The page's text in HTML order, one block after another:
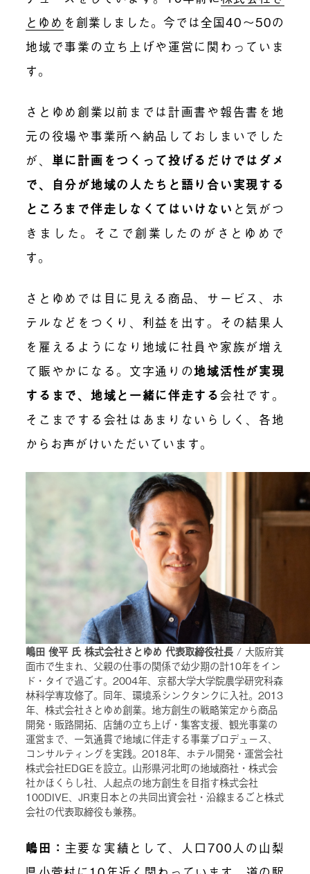
とゆめ を創業しました。今では全国40〜50の
地域で事業の立ち上げや運営に関わっていま
す。
さとゆめ創業以前までは計画書や報告書を地
元の役場や事業所へ納品しておしまいでした
が、 単に計画をつくって投げるだけではダメ
で、自分が地域の人たちと語り合い実現する
ところまで伴走しなくてはいけない と気がつ
きました。そこで創業したのがさとゆめで
す。
さとゆめでは目に見える商品、サービス、ホ
テルなどをつくり、利益を出す。その結果人
を雇えるようになり地域に社員や家族が増え
て賑やかになる。文字通りの地域活性が実現
するまで、地域と一緒に伴走する会社です。
そこまでする会社はあまりないらしく、各地
からお声がけいただいています。
嶋田 俊平 氏 株式会社さとゆめ 代表取締役社長 / 大阪府箕
面市で生まれ、父親の仕事の関係で幼少期の計10年をイン
ド・タイで過ごす。2004年、京都大学大学院農学研究科森
林科学専攻修了。同年、環境系シンクタンクに入社。2013
年、株式会社さとゆめ創業。地方創生の戦略策定から商品
開発・販路開拓、店舗の立ち上げ・集客支援、観光事業の
運営まで、一気通貫で地域に伴走する事業プロデュース、
コンサルティングを実践。2018年、ホテル開発・運営会社
株式会社EDGEを設立。山形県河北町の地域商社・株式会
社かほくらし社、人起点の地方創生を目指す株式会社
100DIVE、JR東日本との共同出資会社・沿線まるごと株式
会社の代表取締役も兼務。
嶋田： 主要な実績として、人口700人の山梨